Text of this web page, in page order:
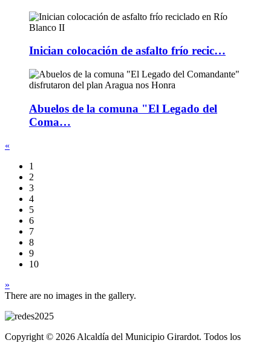
Inician colocación de asfalto frío recic…
Abuelos de la comuna "El Legado del
Coma…
«
1
2
3
4
5
6
7
8
9
10
»
There are no images in the gallery.
Copyright © 2026 Alcaldía del Municipio Girardot. Todos los